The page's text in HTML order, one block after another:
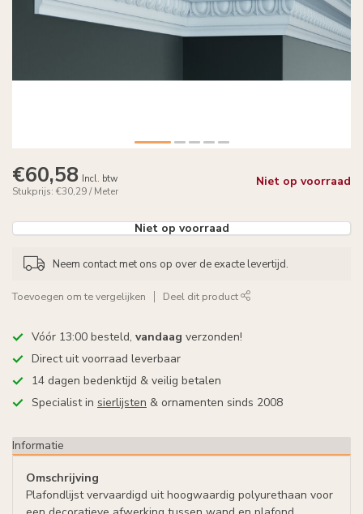
€60,58 Incl. btw
Stukprijs: €30,29 / Meter
Niet op voorraad
Niet op voorraad
Neem contact met ons op over de exacte levertijd.
Toevoegen om te vergelijken Deel dit product
Vóór 13:00 besteld, vandaag verzonden!
Direct uit voorraad leverbaar
14 dagen bedenktijd & veilig betalen
Specialist in sierlijsten & ornamenten sinds 2008
Informatie
Omschrijving
Plafondlijst vervaardigd uit hoogwaardig polyurethaan voor